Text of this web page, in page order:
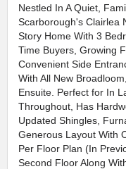
Nestled In A Quiet,
Scarborough's Clairlea
Story Home With 3
Time Buyers, Growing
Convenient Side
With All New
Ensuite. Perfect for In
Throughout, Has
Updated Shingles,
Generous Layout With
Per Floor Plan (In
Second Floor Along